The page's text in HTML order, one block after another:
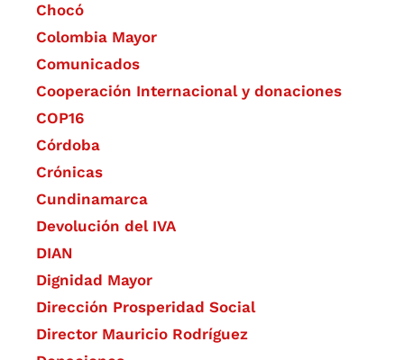
Chocó
Colombia Mayor
Comunicados
Cooperación Internacional y donaciones
COP16
Córdoba
Crónicas
Cundinamarca
Devolución del IVA
DIAN
Dignidad Mayor
Dirección Prosperidad Social
Director Mauricio Rodríguez